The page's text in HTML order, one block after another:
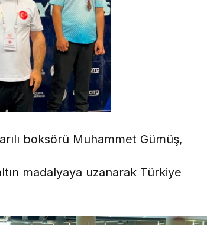
boksörü Muhammet Gümüş,
madalyaya uzanarak Türkiye